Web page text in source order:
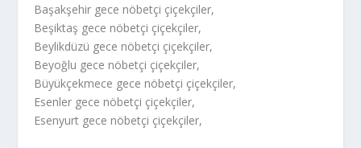
Başakşehir gece nöbetçi çiçekçiler,
Beşiktaş gece nöbetçi çiçekçiler,
Beylikdüzü gece nöbetçi çiçekçiler,
Beyoğlu gece nöbetçi çiçekçiler,
Büyükçekmece gece nöbetçi çiçekçiler,
Esenler gece nöbetçi çiçekçiler,
Esenyurt gece nöbetçi çiçekçiler,